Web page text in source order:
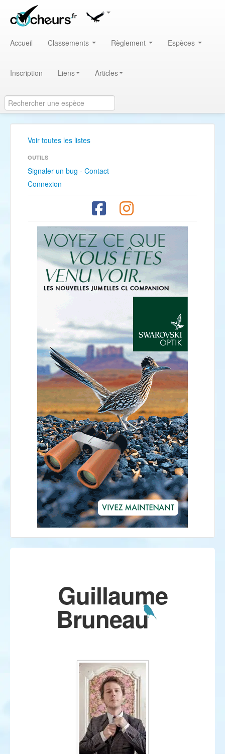
Accueil Classements Règlement Espèces
Inscription Liens Articles
Voir toutes les listes
OUTILS
Signaler un bug - Contact
Connexion
Guillaume
Bruneau